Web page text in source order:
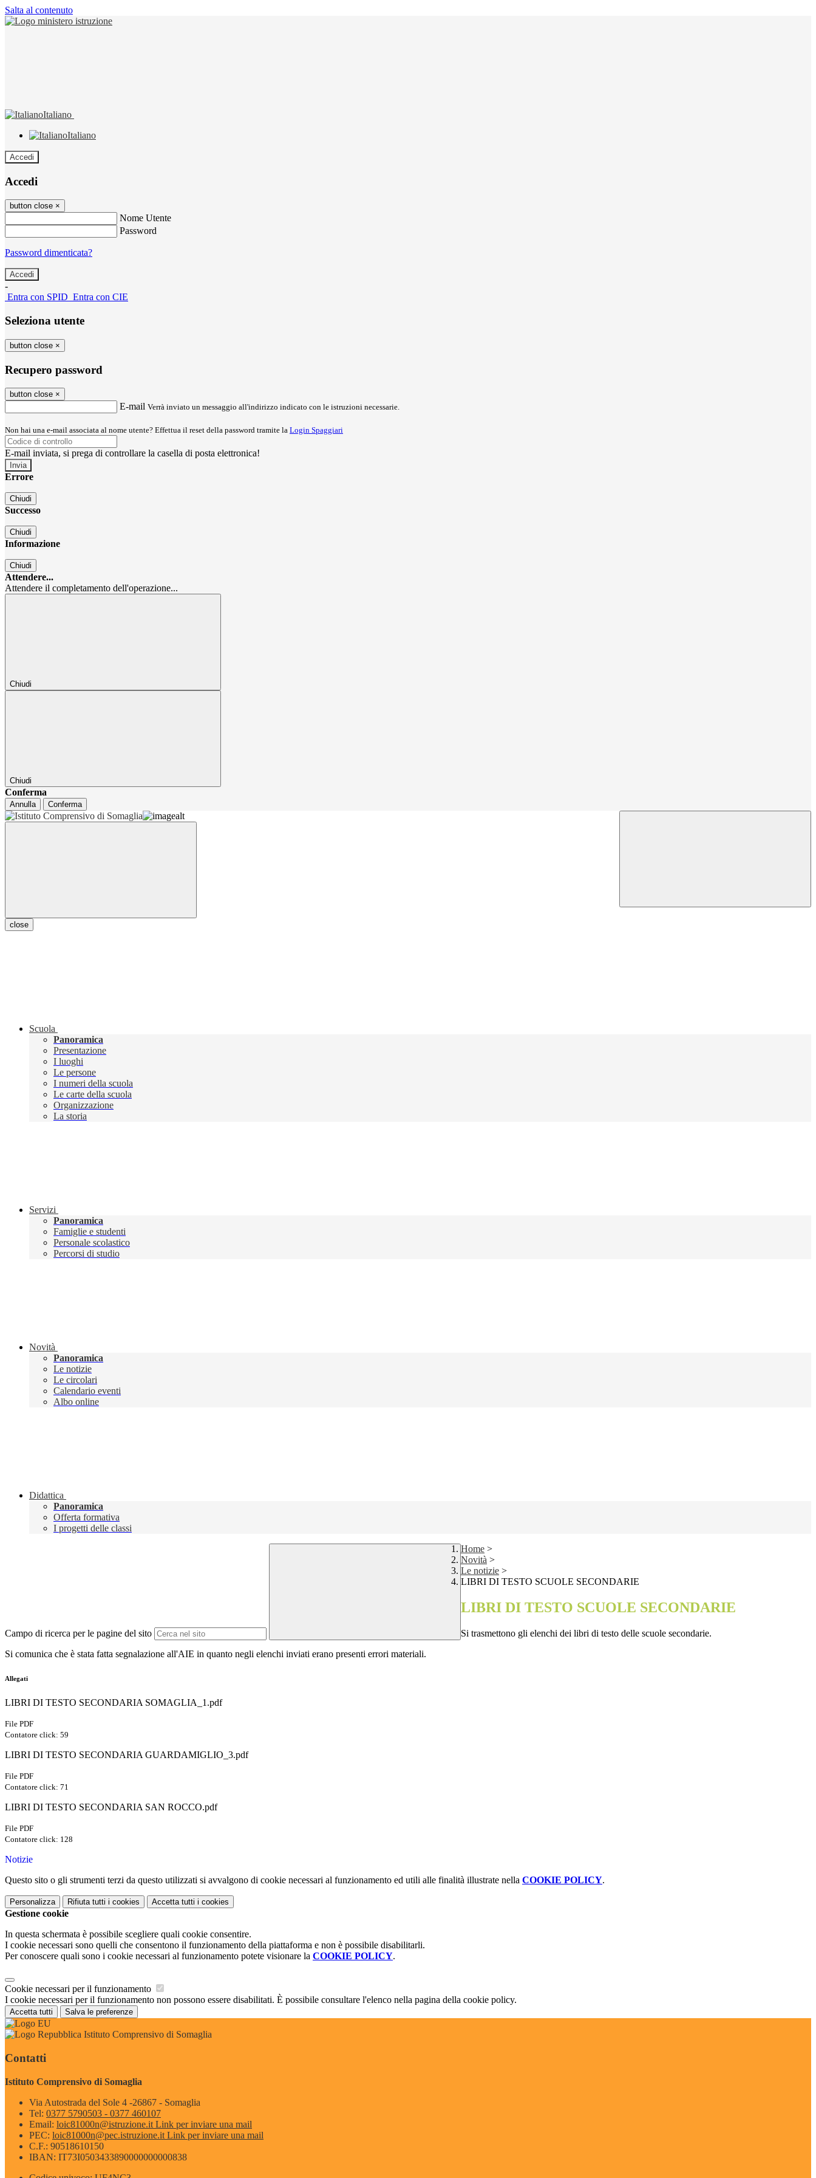
Salta al contenuto
Italiano
Italiano
Accedi
Accedi
button close ×
Nome Utente
Password
Password dimenticata?
-
Entra con SPID Entra con CIE
Seleziona utente
button close ×
Recupero password
button close ×
E-mail Verrà inviato un messaggio all'indirizzo indicato con le istruzioni necessarie.
Non hai una e-mail associata al nome utente? Effettua il reset della password tramite la Login Spaggiari
E-mail inviata, si prega di controllare la casella di posta elettronica!
Errore
Chiudi
Successo
Chiudi
Informazione
Chiudi
Attendere...
Attendere il completamento dell'operazione...
Chiudi
Chiudi
Conferma
Annulla Conferma
close
Scuola
Panoramica
Presentazione
I luoghi
Le persone
I numeri della scuola
Le carte della scuola
Organizzazione
La storia
Servizi
Panoramica
Famiglie e studenti
Personale scolastico
Percorsi di studio
Novità
Panoramica
Le notizie
Le circolari
Calendario eventi
Albo online
Didattica
Panoramica
Offerta formativa
I progetti delle classi
Campo di ricerca per le pagine del sito
Home >
Novità >
Le notizie >
LIBRI DI TESTO SCUOLE SECONDARIE
LIBRI DI TESTO SCUOLE SECONDARIE
Si trasmettono gli elenchi dei libri di testo delle scuole secondarie.
Si comunica che è stata fatta segnalazione all'AIE in quanto negli elenchi inviati erano presenti errori materiali.
Allegati
LIBRI DI TESTO SECONDARIA SOMAGLIA_1.pdf
File PDF
Contatore click: 59
LIBRI DI TESTO SECONDARIA GUARDAMIGLIO_3.pdf
File PDF
Contatore click: 71
LIBRI DI TESTO SECONDARIA SAN ROCCO.pdf
File PDF
Contatore click: 128
Notizie
Questo sito o gli strumenti terzi da questo utilizzati si avvalgono di cookie necessari al funzionamento ed utili alle finalità illustrate nella COOKIE POLICY.
Personalizza Rifiuta tutti i cookies Accetta tutti i cookies
Gestione cookie
In questa schermata è possibile scegliere quali cookie consentire.
I cookie necessari sono quelli che consentono il funzionamento della piattaforma e non è possibile disabilitarli.
Per conoscere quali sono i cookie necessari al funzionamento potete visionare la COOKIE POLICY.
Cookie necessari per il funzionamento
I cookie necessari per il funzionamento non possono essere disabilitati. È possibile consultare l'elenco nella pagina della cookie policy.
Accetta tutti Salva le preferenze
Istituto Comprensivo di Somaglia
Contatti
Istituto Comprensivo di Somaglia
Via Autostrada del Sole 4 -26867 - Somaglia
Tel: 0377 5790503 - 0377 460107
Email: loic81000n@istruzione.it Link per inviare una mail
PEC: loic81000n@pec.istruzione.it Link per inviare una mail
C.F.: 90518610150
IBAN: IT73I0503433890000000000838